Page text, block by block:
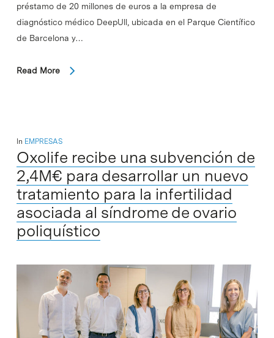
préstamo de 20 millones de euros a la empresa de
diagnóstico médico DeepUll, ubicada en el Parque Científico
de Barcelona y…
Read More
In EMPRESAS
Oxolife recibe una subvención de
2,4M€ para desarrollar un nuevo
tratamiento para la infertilidad
asociada al síndrome de ovario
poliquístico